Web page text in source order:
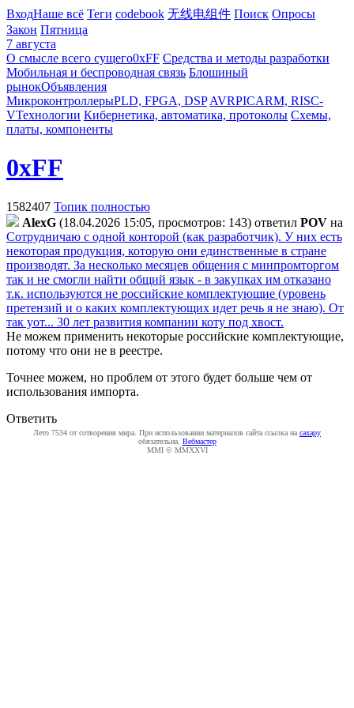
ВходНаше всё Теги codebook 无线电组件 Поиск Опросы
Закон Пятница
7 августа
О смысле всего сущего0xFF Средства и методы разработки
Мобильная и беспроводная связь Блошиный
рынокОбъявления
МикроконтроллерыPLD, FPGA, DSP AVRPICARM, RISC-
VТехнологии Кибернетика, автоматика, протоколы Схемы,
платы, компоненты
0xFF
1582407 Топик полностью
AlexG (18.04.2026 15:05, просмотров: 143) ответил POV на
Сотрудничаю с одной конторой (как разработчик). У них есть
некоторая продукция, которую они единственные в стране
производят. За несколько месяцев общения с минпромторгом
так и не смогли найти общий язык - в закупках им отказано
т.к. используются не российские комплектующие (уровень
претензий и о каких комплектующих идет речь я не знаю). От
так уот... 30 лет развития компании коту под хвост.
Не можем применить некоторые российские комплектующие,
потому что они не в реестре.
Точнее можем, но проблем от этого будет больше чем от
использования импорта.
Ответить
Лето 7534 от сотворения мира. При использовании материалов сайта ссылка на caxapу
обязательна. Вебмастер
MMI © MMXXVI